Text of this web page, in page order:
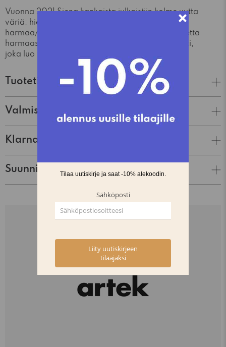
Vuonna 2021 Siena kankaista julkaistiin kolme uutta
väriä: hiekka, tiilenpunainen/hiekka sekä
harmaa/vaaleanharmaa. Sekä tiilenpunaisessa että
harmaassa sävyssä on uudenlainen varjokuviointi,
joka luo tuttuun kankaaseen uutta ilmettä.
Tuotetiedot
Valmistaja
Klarna Lasku & Tili
Suunnittelija